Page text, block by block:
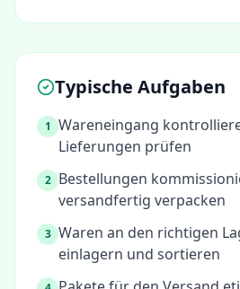
Typische Aufgaben
1 Wareneingang
Lieferungen prüfen
2 Bestellungen
versandfertig verpacken
3 Waren an den richtigen
einlagern und sortieren